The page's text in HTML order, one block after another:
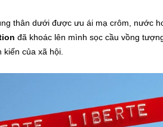
thân dưới được ưu ái mạ crôm, nước
đã khoác lên mình sọc cầu vồng
của xã hội.